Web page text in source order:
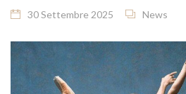
30 Settembre 2025 News